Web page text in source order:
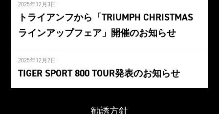
2025年12月3日
トライアンフから「TRIUMPH CHRISTMAS
ラインアップフェア」開催のお知らせ
2025年12月2日
TIGER SPORT 800 TOUR発表のお知らせ
勧誘方針